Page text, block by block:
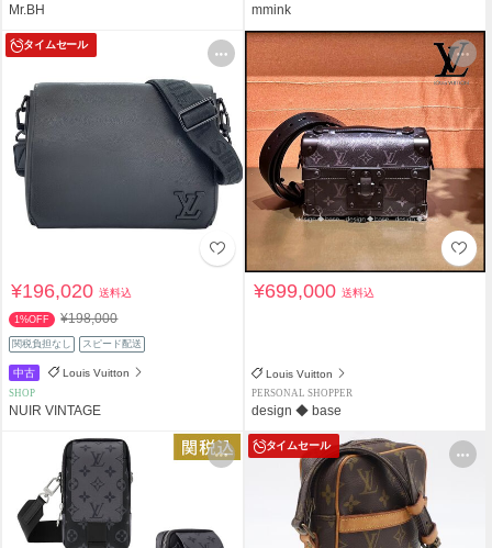
Mr.BH mmink
タイムセール
¥196,020送料込
1%OFF ¥198,000
関税負担なし スピード配送
中古 Louis Vuitton
SHOP
NUIR VINTAGE
¥699,000送料込
Louis Vuitton
PERSONAL SHOPPER
design ◆ base
タイムセール